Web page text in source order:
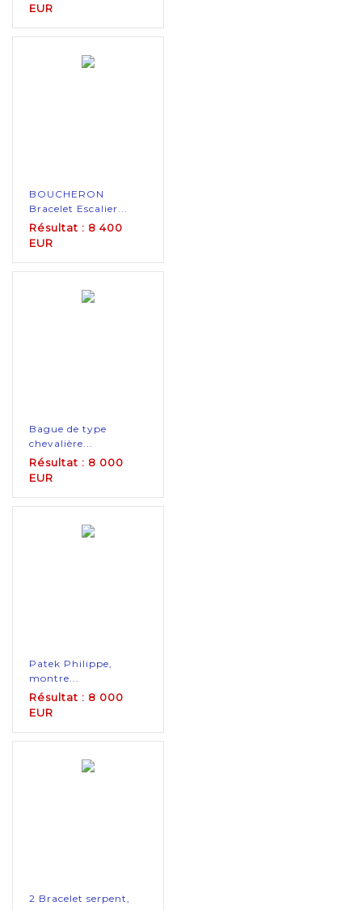
EUR
BOUCHERON
Bracelet Escalier...
Résultat : 8 400
EUR
Bague de type
chevalière...
Résultat : 8 000
EUR
Patek Philippe,
montre...
Résultat : 8 000
EUR
2 Bracelet serpent,